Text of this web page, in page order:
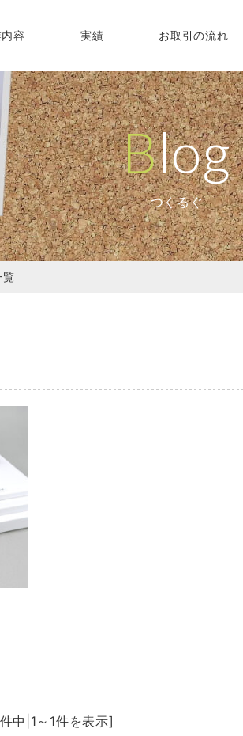
容 実績 お取引の流れ
Blog
つくるぐ
中|1～1件を表示]